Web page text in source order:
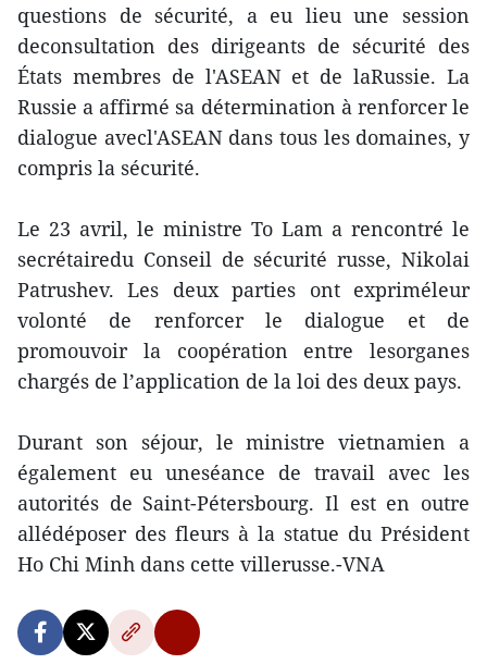
questions de sécurité, a eu lieu une session
deconsultation des dirigeants de sécurité des
États membres de l'ASEAN et de laRussie. La
Russie a affirmé sa détermination à renforcer le
dialogue avecl'ASEAN dans tous les domaines, y
compris la sécurité.
Le 23 avril, le ministre To Lam a rencontré le
secrétairedu Conseil de sécurité russe, Nikolai
Patrushev. Les deux parties ont expriméleur
volonté de renforcer le dialogue et de
promouvoir la coopération entre lesorganes
chargés de l’application de la loi des deux pays.
Durant son séjour, le ministre vietnamien a
également eu uneséance de travail avec les
autorités de Saint-Pétersbourg. Il est en outre
allédéposer des fleurs à la statue du Président
Ho Chi Minh dans cette villerusse.-VNA